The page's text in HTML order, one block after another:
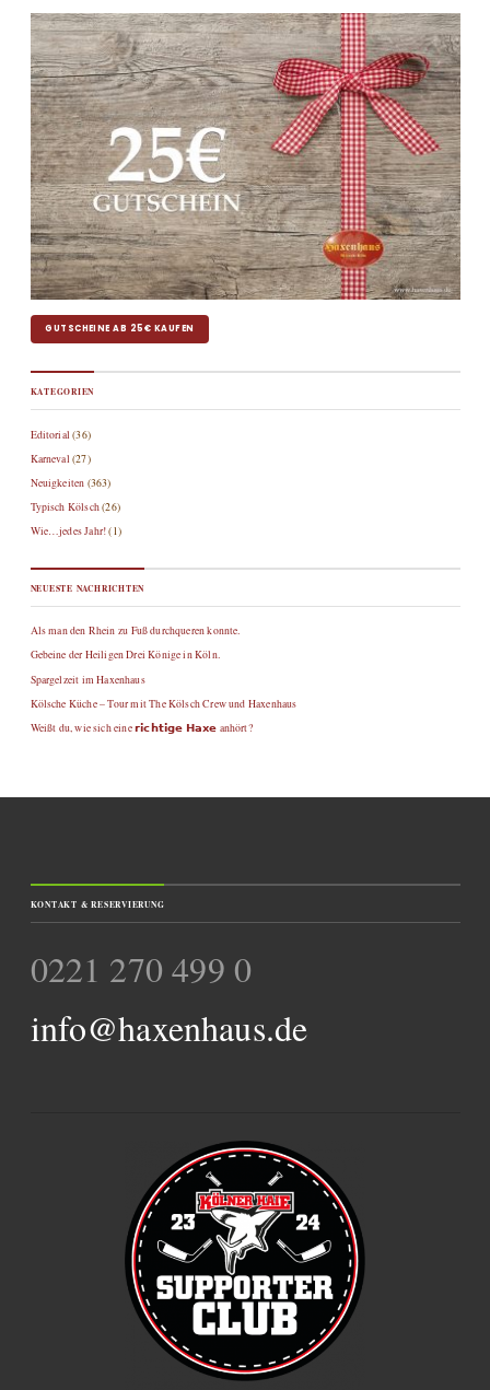
GUTSCHEINE AB 25€ KAUFEN
KATEGORIEN
Editorial (36)
Karneval (27)
Neuigkeiten (363)
Typisch Kölsch(26)
Wie…jedes Jahr!(1)
NEUESTE NACHRICHTEN
Als man den Rhein zu Fuß durchqueren konnte.
Gebeine der Heiligen Drei Könige in Köln.
Spargelzeit im Haxenhaus
Kölsche Küche – Tour mit The Kölsch Crew und Haxenhaus
Weißt du, wie sich eine 𝗿𝗶𝗰𝗵𝘁𝗶𝗴𝗲 𝗛𝗮𝘅𝗲 anhört?
KONTAKT & RESERVIERUNG
0221 270 499 0
info@haxenhaus.de